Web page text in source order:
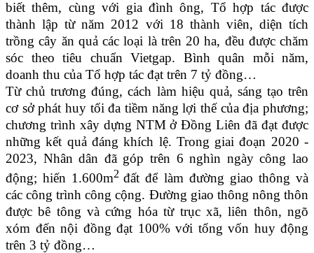
biết thêm, cùng với gia đình ông, Tổ hợp tác được
thành lập từ năm 2012 với 18 thành viên, diện tích
trồng cây ăn quả các loại là trên 20 ha, đều được chăm
sóc theo tiêu chuẩn Vietgap. Bình quân mỗi năm,
doanh thu của Tổ hợp tác đạt trên 7 tỷ đồng…
Từ chủ trương đúng, cách làm hiệu quả, sáng tạo trên
cơ sở phát huy tối đa tiềm năng lợi thế của địa phương;
chương trình xây dựng NTM ở Đồng Liên đã đạt được
những kết quả đáng khích lệ. Trong giai đoạn 2020 -
2023, Nhân dân đã góp trên 6 nghìn ngày công lao
động; hiến 1.600m2 đất để làm đường giao thông và
các công trình công cộng. Đường giao thông nông thôn
được bê tông và cứng hóa từ trục xã, liên thôn, ngõ
xóm đến nội đồng đạt 100% với tổng vốn huy động
trên 3 tỷ đồng…